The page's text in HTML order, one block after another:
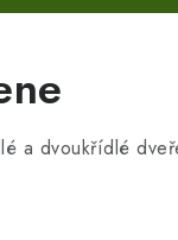
a dvoukřídlé